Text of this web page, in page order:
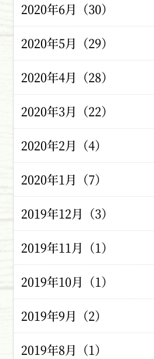
2020年6月（30）
2020年5月（29）
2020年4月（28）
2020年3月（22）
2020年2月（4）
2020年1月（7）
2019年12月（3）
2019年11月（1）
2019年10月（1）
2019年9月（2）
2019年8月（1）